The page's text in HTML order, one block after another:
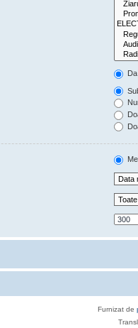
Da
Furnizat de